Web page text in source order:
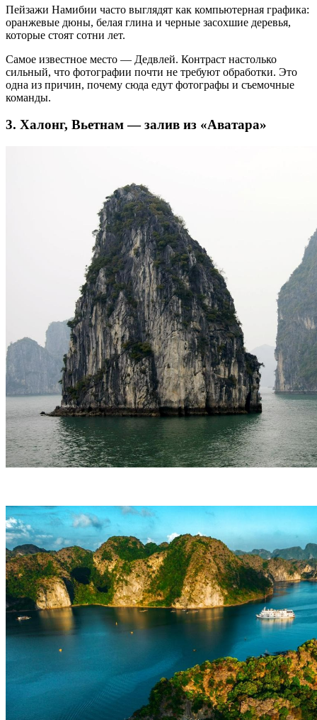
Пейзажи Намибии часто выглядят как компьютерная графика:
оранжевые дюны, белая глина и черные засохшие деревья,
которые стоят сотни лет.
Самое известное место — Дедвлей. Контраст настолько
сильный, что фотографии почти не требуют обработки. Это
одна из причин, почему сюда едут фотографы и съемочные
команды.
3. Халонг, Вьетнам — залив из «Аватара»